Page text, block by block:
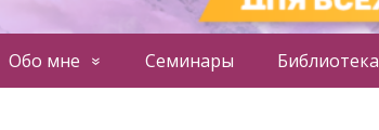
Обо мне Семинары Библиотека